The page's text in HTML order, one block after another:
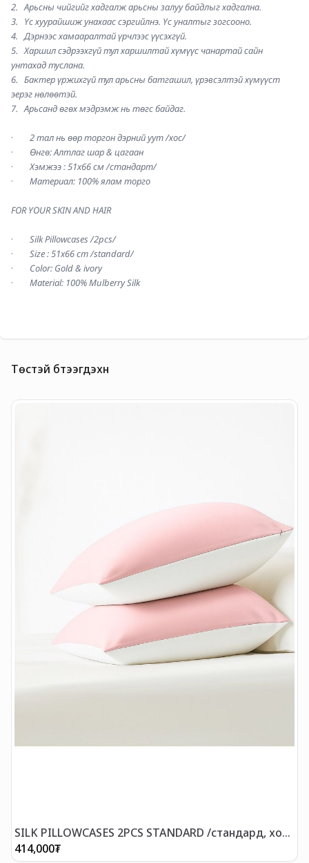
2.   Арьсны чийгийг хадгалж арьсны залуу байдлыг хадгална.
3.   Үс хуурайшиж унахаас сэргийлнэ. Үс уналтыг зогсооно.
4.   Дэрнээс хамааралтай үрчлээс үүсэхгүй.
5.   Харшил сэдрээхгүй тул харшилтай хүмүүс чанартай сайн
унтахад туслана.
6.   Бактер үржихгүй тул арьсны батгашил, үрэвсэлтэй хүмүүст
эерэг нөлөөтэй.
7.   Арьсанд өгөх мэдрэмж нь төгс байдаг.
· 2 тал нь өөр торгон дэрний уут /хос/
· Өнгө: Алтлаг шар & цагаан
· Хэмжээ : 51x66 см /стандарт/
· Материал: 100% ялам торго
FOR YOUR SKIN AND HAIR
· Silk Pillowcases /2pcs/
· Size : 51x66 cm /standard/
· Color: Gold & ivory
· Material: 100% Mulberry Silk
Төстэй бүтээгдэхүүн
SILK PILLOWCASES 2PCS STANDARD /стандард, хос
торгон дэрний уут
414,000₮